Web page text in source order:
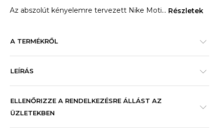
Az abszolút kényelemre tervezett Nike Moti... Részletek
A TERMÉKRŐL
LEÍRÁS
ELLENŐRIZZE A RENDELKEZÉSRE ÁLLÁST AZ
ÜZLETEKBEN